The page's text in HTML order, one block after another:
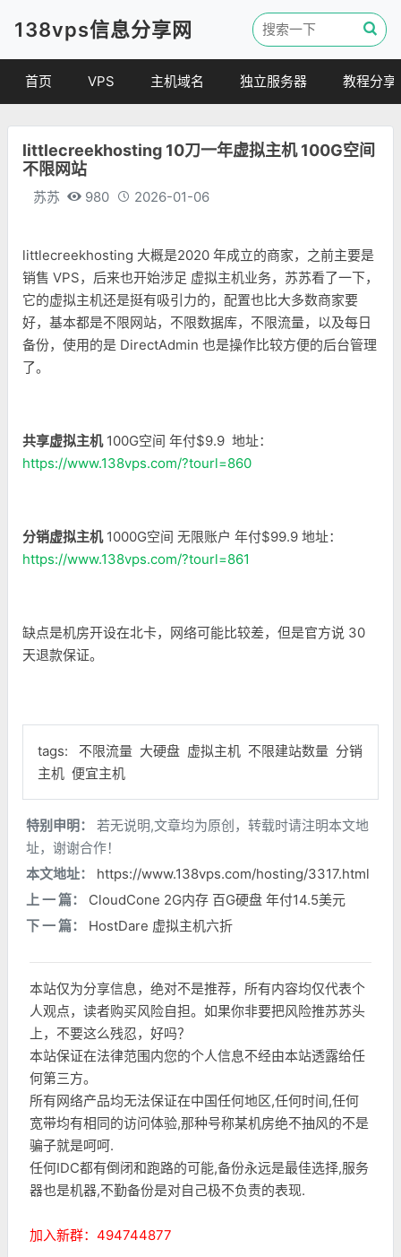
138vps信息分享网
首页 VPS
便宜VPS
VPS评测
主机域名
虚拟主机
独立服务器 教程分享
建站教程
littlecreekhosting 10刀一年虚拟主机 100G空间
不限网站
苏苏 980 2026-01-06
littlecreekhosting 大概是2020 年成立的商家，之前主要是
销售 VPS，后来也开始涉足 虚拟主机业务，苏苏看了一下，
它的虚拟主机还是挺有吸引力的，配置也比大多数商家要
好，基本都是不限网站，不限数据库，不限流量，以及每日
备份，使用的是 DirectAdmin 也是操作比较方便的后台管理
了。
共享虚拟主机100G空间 年付$9.9 地址：
https://www.138vps.com/?tourl=860
分销虚拟主机1000G空间 无限账户 年付$99.9 地址：
https://www.138vps.com/?tourl=861
缺点是机房开设在北卡，网络可能比较差，但是官方说 30
天退款保证。
tags: 不限流量 大硬盘 虚拟主机 不限建站数量 分销
主机 便宜主机
特别申明：
若无说明,文章均为原创，转载时请注明本文地
址，谢谢合作！
本文地址：
https://www.138vps.com/hosting/3317.html
上 一 篇：
CloudCone 2G内存 百G硬盘 年付14.5美元
下 一 篇：
HostDare 虚拟主机六折
本站仅为分享信息，绝对不是推荐，所有内容均仅代表个
人观点，读者购买风险自担。如果你非要把风险推苏苏头
上，不要这么残忍，好吗？
本站保证在法律范围内您的个人信息不经由本站透露给任
何第三方。
所有网络产品均无法保证在中国任何地区,任何时间,任何
宽带均有相同的访问体验,那种号称某机房绝不抽风的不是
骗子就是呵呵.
任何IDC都有倒闭和跑路的可能,备份永远是最佳选择,服务
器也是机器,不勤备份是对自己极不负责的表现.
加入新群：494744877